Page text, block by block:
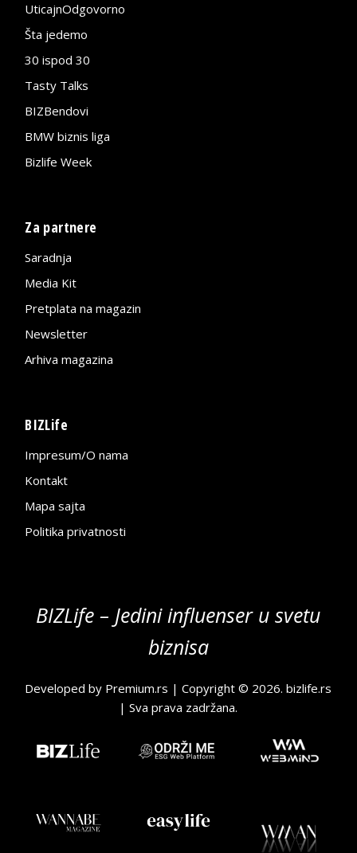
UticajnOdgovorno
Šta jedemo
30 ispod 30
Tasty Talks
BIZBendovi
BMW biznis liga
Bizlife Week
Za partnere
Saradnja
Media Kit
Pretplata na magazin
Newsletter
Arhiva magazina
BIZLife
Impresum/O nama
Kontakt
Mapa sajta
Politika privatnosti
BIZLife – Jedini influenser u svetu
biznisa
Developed by Premium.rs | Copyright © 2026.bizlife.rs
| Sva prava zadržana.